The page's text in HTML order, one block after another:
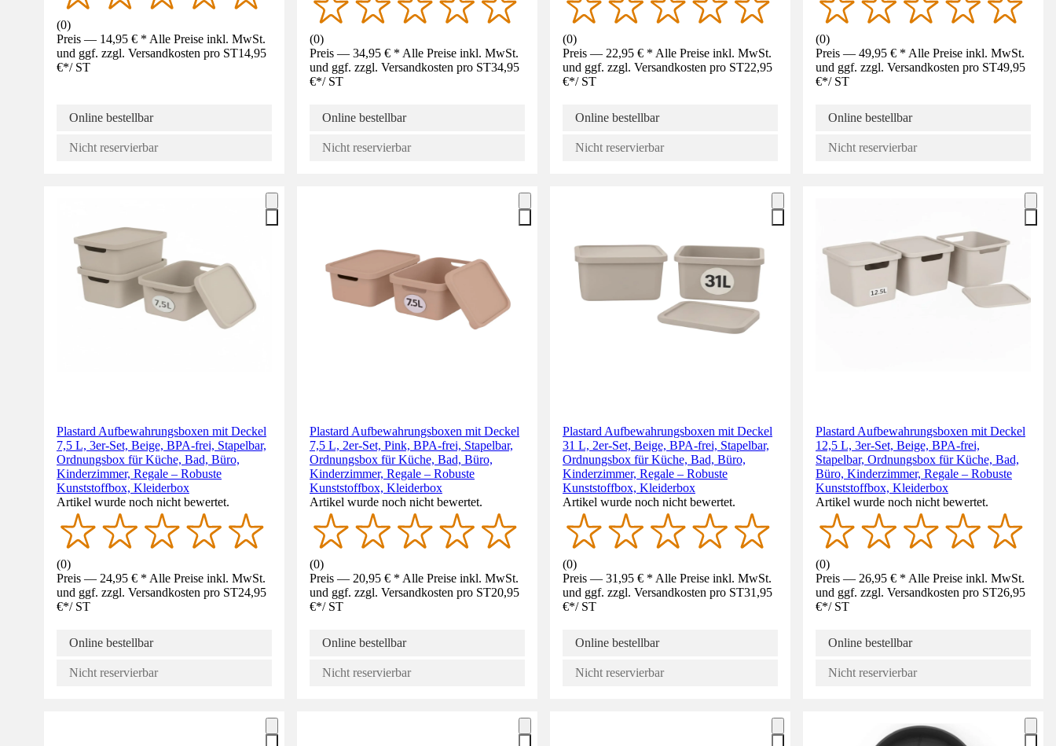
(0)
Preis — 14,95 € * Alle Preise inkl. MwSt.
und ggf. zzgl. Versandkosten pro ST14,95
€*/ ST
Online bestellbar
Nicht reservierbar
(0)
Preis — 34,95 € * Alle Preise inkl. MwSt.
und ggf. zzgl. Versandkosten pro ST34,95
€*/ ST
Online bestellbar
Nicht reservierbar
(0)
Preis — 22,95 € * Alle Preise inkl. MwSt.
und ggf. zzgl. Versandkosten pro ST22,95
€*/ ST
Online bestellbar
Nicht reservierbar
(0)
Preis — 49,95 € * Alle Preise inkl. MwSt.
und ggf. zzgl. Versandkosten pro ST49,95
€*/ ST
Online bestellbar
Nicht reservierbar
Plastard Aufbewahrungsboxen mit Deckel
7,5 L, 3er-Set, Beige, BPA-frei, Stapelbar,
Ordnungsbox für Küche, Bad, Büro,
Kinderzimmer, Regale – Robuste
Kunststoffbox, Kleiderbox
Artikel wurde noch nicht bewertet.
(0)
Preis — 24,95 € * Alle Preise inkl. MwSt.
und ggf. zzgl. Versandkosten pro ST24,95
€*/ ST
Online bestellbar
Nicht reservierbar
Plastard Aufbewahrungsboxen mit Deckel
7,5 L, 2er-Set, Pink, BPA-frei, Stapelbar,
Ordnungsbox für Küche, Bad, Büro,
Kinderzimmer, Regale – Robuste
Kunststoffbox, Kleiderbox
Artikel wurde noch nicht bewertet.
(0)
Preis — 20,95 € * Alle Preise inkl. MwSt.
und ggf. zzgl. Versandkosten pro ST20,95
€*/ ST
Online bestellbar
Nicht reservierbar
Plastard Aufbewahrungsboxen mit Deckel
31 L, 2er-Set, Beige, BPA-frei, Stapelbar,
Ordnungsbox für Küche, Bad, Büro,
Kinderzimmer, Regale – Robuste
Kunststoffbox, Kleiderbox
Artikel wurde noch nicht bewertet.
(0)
Preis — 31,95 € * Alle Preise inkl. MwSt.
und ggf. zzgl. Versandkosten pro ST31,95
€*/ ST
Online bestellbar
Nicht reservierbar
Plastard Aufbewahrungsboxen mit Deckel
12,5 L, 3er-Set, Beige, BPA-frei,
Stapelbar, Ordnungsbox für Küche, Bad,
Büro, Kinderzimmer, Regale – Robuste
Kunststoffbox, Kleiderbox
Artikel wurde noch nicht bewertet.
(0)
Preis — 26,95 € * Alle Preise inkl. MwSt.
und ggf. zzgl. Versandkosten pro ST26,95
€*/ ST
Online bestellbar
Nicht reservierbar